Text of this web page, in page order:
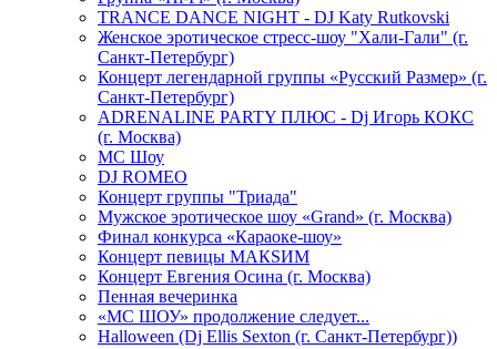
TRANCE DANCE NIGHT - DJ Katy Rutkovski
Женское эротическое стресс-шоу "Хали-Гали" (г.
Санкт-Петербург)
Концерт легендарной группы «Русский Размер» (г.
Санкт-Петербург)
ADRENALINE PARTY ПЛЮС - Dj Игорь КОКС
(г. Москва)
MC Шоу
DJ ROMEO
Концерт группы "Триада"
Мужское эротическое шоу «Grand» (г. Москва)
Финал конкурса «Караоке-шоу»
Концерт певицы МАКSИМ
Концерт Евгения Осина (г. Москва)
Пенная вечеринка
«МС ШОУ» продолжение следует...
Halloween (Dj Ellis Sexton (г. Санкт-Петербург))